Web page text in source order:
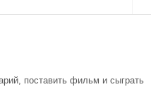
поставить фильм и сыграть